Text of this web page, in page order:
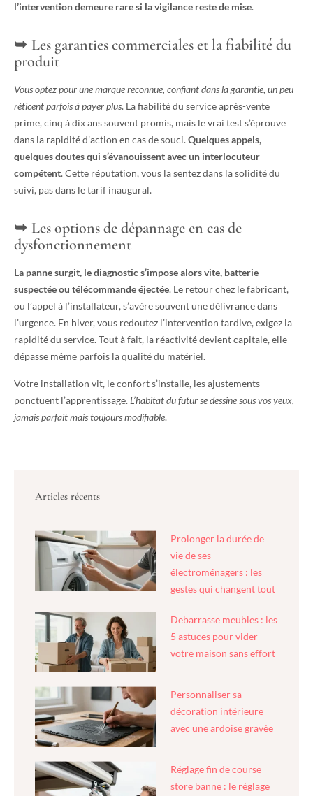
l’intervention demeure rare si la vigilance reste de mise.
Les garanties commerciales et la fiabilité du
produit
Vous optez pour une marque reconnue, confiant dans la garantie, un peu
réticent parfois à payer plus. La fiabilité du service après-vente
prime, cinq à dix ans souvent promis, mais le vrai test s’éprouve
dans la rapidité d’action en cas de souci.Quelques appels,
quelques doutes qui s’évanouissent avec un interlocuteur
compétent. Cette réputation, vous la sentez dans la solidité du
suivi, pas dans le tarif inaugural.
Les options de dépannage en cas de
dysfonctionnement
La panne surgit, le diagnostic s’impose alors vite, batterie
suspectée ou télécommande éjectée. Le retour chez le fabricant,
ou l’appel à l’installateur, s’avère souvent une délivrance dans
l’urgence. En hiver, vous redoutez l’intervention tardive, exigez la
rapidité du service. Tout à fait, la réactivité devient capitale, elle
dépasse même parfois la qualité du matériel.
Votre installation vit, le confort s’installe, les ajustements
ponctuent l’apprentissage.L’habitat du futur se dessine sous vos yeux,
jamais parfait mais toujours modifiable.
Articles récents
Prolonger la durée de
vie de ses
électroménagers : les
gestes qui changent tout
Debarrasse meubles : les
5 astuces pour vider
votre maison sans effort
Personnaliser sa
décoration intérieure
avec une ardoise gravée
Réglage fin de course
store banne : le réglage